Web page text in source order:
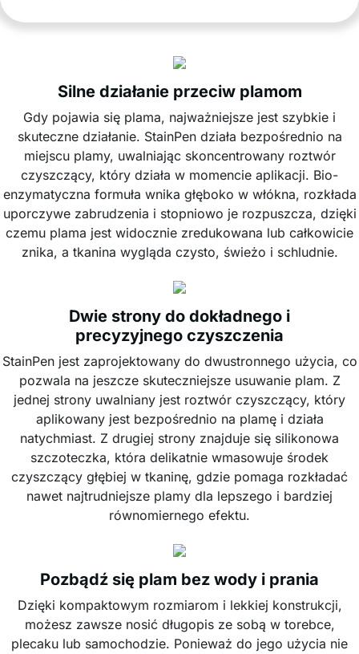
Silne działanie przeciw plamom
Gdy pojawia się plama, najważniejsze jest szybkie i
skuteczne działanie. StainPen działa bezpośrednio na
miejscu plamy, uwalniając skoncentrowany roztwór
czyszczący, który działa w momencie aplikacji. Bio-
enzymatyczna formuła wnika głęboko w włókna, rozkłada
uporczywe zabrudzenia i stopniowo je rozpuszcza, dzięki
czemu plama jest widocznie zredukowana lub całkowicie
znika, a tkanina wygląda czysto, świeżo i schludnie.
Dwie strony do dokładnego i
precyzyjnego czyszczenia
StainPen jest zaprojektowany do dwustronnego użycia, co
pozwala na jeszcze skuteczniejsze usuwanie plam. Z
jednej strony uwalniany jest roztwór czyszczący, który
aplikowany jest bezpośrednio na plamę i działa
natychmiast. Z drugiej strony znajduje się silikonowa
szczoteczka, która delikatnie wmasowuje środek
czyszczący głębiej w tkaninę, gdzie pomaga rozkładać
nawet najtrudniejsze plamy dla lepszego i bardziej
równomiernego efektu.
Pozbądź się plam bez wody i prania
Dzięki kompaktowym rozmiarom i lekkiej konstrukcji,
możesz zawsze nosić długopis ze sobą w torebce,
plecaku lub samochodzie. Ponieważ do jego użycia nie